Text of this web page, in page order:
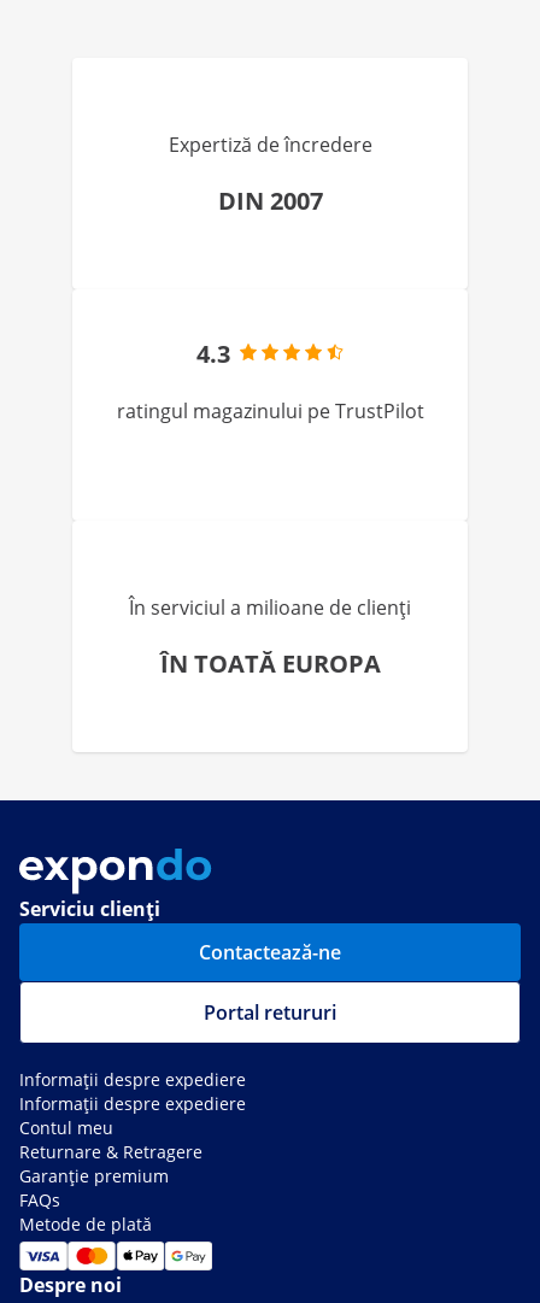
Expertiză de încredere
DIN 2007
4.3
ratingul magazinului pe TrustPilot
În serviciul a milioane de clienți
ÎN TOATĂ EUROPA
Serviciu clienți
Contactează-ne
Portal retururi
Informații despre expediere
Informații despre expediere
Contul meu
Returnare & Retragere
Garanție premium
FAQs
Metode de plată
Despre noi